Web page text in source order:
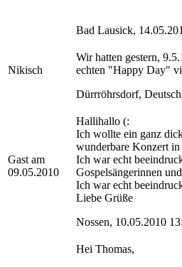
Bad Lausick,
Nikisch
Wir hatten gestern,
echten "Happy Day"
Dürrröhrsdorf,
Gast am
09.05.2010
Hallihallo (:
Ich wollte ein ganz
wunderbare Konzert in
Ich war echt
Gospelsängerinnen
Ich war echt
Liebe Grüße
Nossen, 10.05.2010
Hei Thomas,